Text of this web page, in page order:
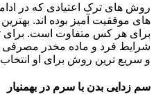
روش های ترک اعتیادی که در
های موفقیت آمیز بوده اند.
برای هر کس متفاوت است. برای
شرایط فرد و ماده مخدر مصرفی
و سریع ترین روش برای او
سم زدایی بدن با سرم در بهمنیار